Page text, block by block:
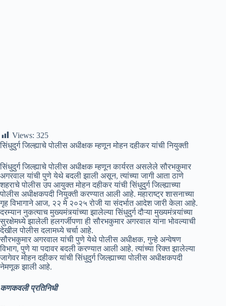
Views: 325
सिंधुदुर्ग जिल्ह्याचे पोलीस अधीक्षक म्हणून मोहन दहीकर यांची नियुक्ती
सिंधुदुर्ग जिल्ह्याचे पोलीस अधीक्षक म्हणून कार्यरत असलेले सौरभकुमार
अगरवाल यांची पुणे येथे बदली झाली असून, त्यांच्या जागी आता ठाणे
शहराचे पोलीस उप आयुक्त मोहन दहीकर यांची सिंधुदुर्ग जिल्ह्याच्या
पोलीस अधीक्षकपदी नियुक्ती करण्यात आली आहे. महाराष्ट्र शासनाच्या
गृह विभागाने आज, २२ मे २०२५ रोजी या संदर्भात आदेश जारी केला आहे.
दरम्यान नुकत्याच मुख्यमंत्र्यांच्या झालेल्या सिंधुदुर्ग दौऱ्या मुख्यमंत्र्यांच्या
सुरक्षेमध्ये झालेली हलगर्जीपणा ही सौरभकुमार अगरवाल यांना भोवल्याची
देखील पोलीस दलामध्ये चर्चा आहे.
सौरभकुमार अगरवाल यांची पुणे येथे पोलीस अधीक्षक, गुन्हे अन्वेषण
विभाग, पुणे या पदावर बदली करण्यात आली आहे. त्यांच्या रिक्त झालेल्या
जागेवर मोहन दहीकर यांची सिंधुदुर्ग जिल्ह्याच्या पोलीस अधीक्षकपदी
नेमणूक झाली आहे.
कणकवली प्रतिनिधी